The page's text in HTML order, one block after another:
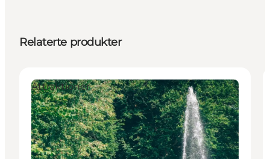
Relaterte produkter
Attraktioner